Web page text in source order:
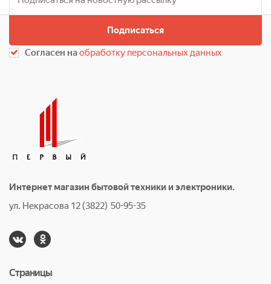
Подписаться
Согласен наобработку персональных данных
Интернет магазин бытовой техники и электроники.
ул. Некрасова 12 (3822) 50-95-35
Страницы